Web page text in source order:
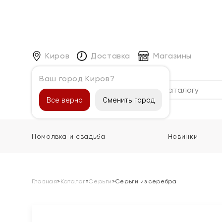
Киров
Ваш город Киров?
Все верно Сменить город
Доставка Магазины
Каталог
Помолвка и свадьба Новинки
Главная» Каталог»Серьги »Серьги из серебра